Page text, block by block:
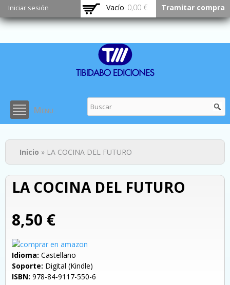
Pasar al
contenido
principal
Iniciar sesión Vacío 0,00 € Tramitar compra
Menu
Usted está aquí
Inicio » LA COCINA DEL FUTURO
LA COCINA DEL FUTURO
8,50 €
Idioma: Castellano
Soporte: Digital (Kindle)
ISBN: 978-84-9117-550-6